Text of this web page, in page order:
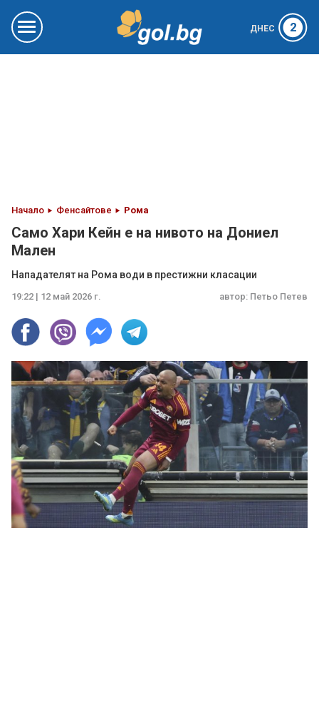
ДНЕС 2
Начало Фенсайтове Рома
Само Хари Кейн е на нивото на Дониел
Мален
Нападателят на Рома води в престижни класации
19:22 | 12 май 2026 г. автор: Петьо Петев